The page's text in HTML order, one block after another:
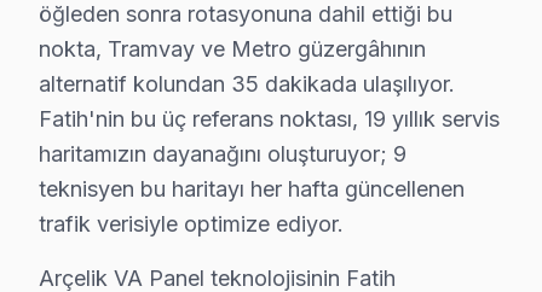
Fatih Mahallelerinde Arçelik Servis Kapsamı
Fatih, İstanbul’un tarihi ve kültürel zenginliklerinin
Coğrafi olarak, Fatih; tarihi yarımadanın kalbinde yer
Elektronik tüketiminde, Arçelik markası, özellikle 32
Fatih'teki Arçelik ekran'lerin genel durumu,
öğleden sonra rotasyonuna dahil ettiği bu
nokta, Tramvay ve Metro güzergâhının
alternatif kolundan 35 dakikada ulaşılıyor.
Fatih'nin bu üç referans noktası, 19 yıllık servis
haritamızın dayanağını oluşturuyor; 9
teknisyen bu haritayı her hafta güncellenen
trafik verisiyle optimize ediyor.
Arçelik VA Panel teknolojisinin Fatih